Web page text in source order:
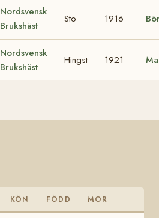
Nordsvensk
Brukshäst
Sto 1916
Nordsvensk
Brukshäst
Hingst 1921
KÖN FÖDD MOR